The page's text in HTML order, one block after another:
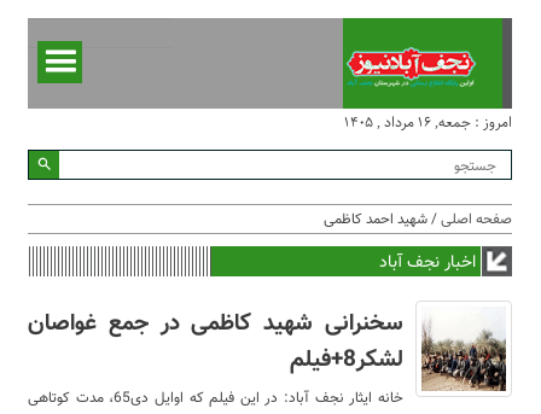
امروز : جمعه, ۱۶ مرداد , ۱۴۰۵
صفحه اصلی/ شهید احمد کاظمی
اخبار نجف آباد
سخنرانی شهید کاظمی در جمع غواصان
لشکر8+فیلم
خانه ایثار نجف آباد: در این فیلم که اوایل دی65، مدت کوتاهی